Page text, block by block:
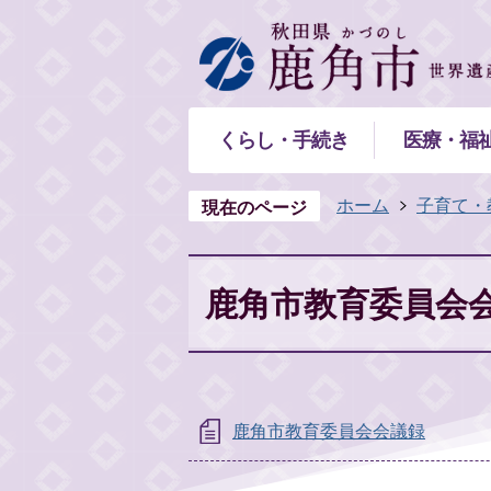
くらし・手続き 医療・福
現在のページ ホーム 子育て・
鹿角市教育委員会
鹿角市教育委員会会議録